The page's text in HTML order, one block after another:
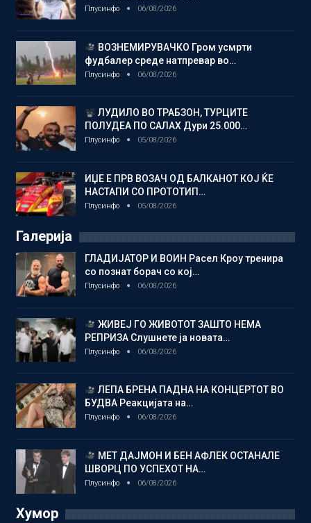
Плусинфо 06/08/2026
ВОЗНЕМИРУВАЧКО Гром усмрти
фудбалер среде натпревар во…
Плусинфо 06/08/2026
ЛУДИЛО ВО ТРАБЗОН, ТУРЦИТЕ
ПОЛУДЕА ПО САЛАХ Дури 25.000…
Плусинфо 05/08/2026
ИЏЕ Е ПРВ ВОЗАЧ ОД БАЛКАНОТ КОЈ ЌЕ
НАСТАПИ СО ПРОТОТИП…
Плусинфо 05/08/2026
Галерија
ГЛАДИЈАТОР И ВОИН Расел Кроу тренира
со познат борач со кој…
Плусинфо 06/08/2026
ЖИВЕЈ ГО ЖИВОТОТ ЗАШТО НЕМА
РЕПРИЗА Слушнете ја новата…
Плусинфо 06/08/2026
ЛЕПА БРЕНА ПАДНА НА КОНЦЕРТОТ ВО
БУДВА Реакцијата на…
Плусинфо 06/08/2026
МЕТ ДАЈМОН И БЕН АФЛЕК ОСТАНАЛЕ
ШВОРЦ ПО УСПЕХОТ НА…
Плусинфо 06/08/2026
Хумор